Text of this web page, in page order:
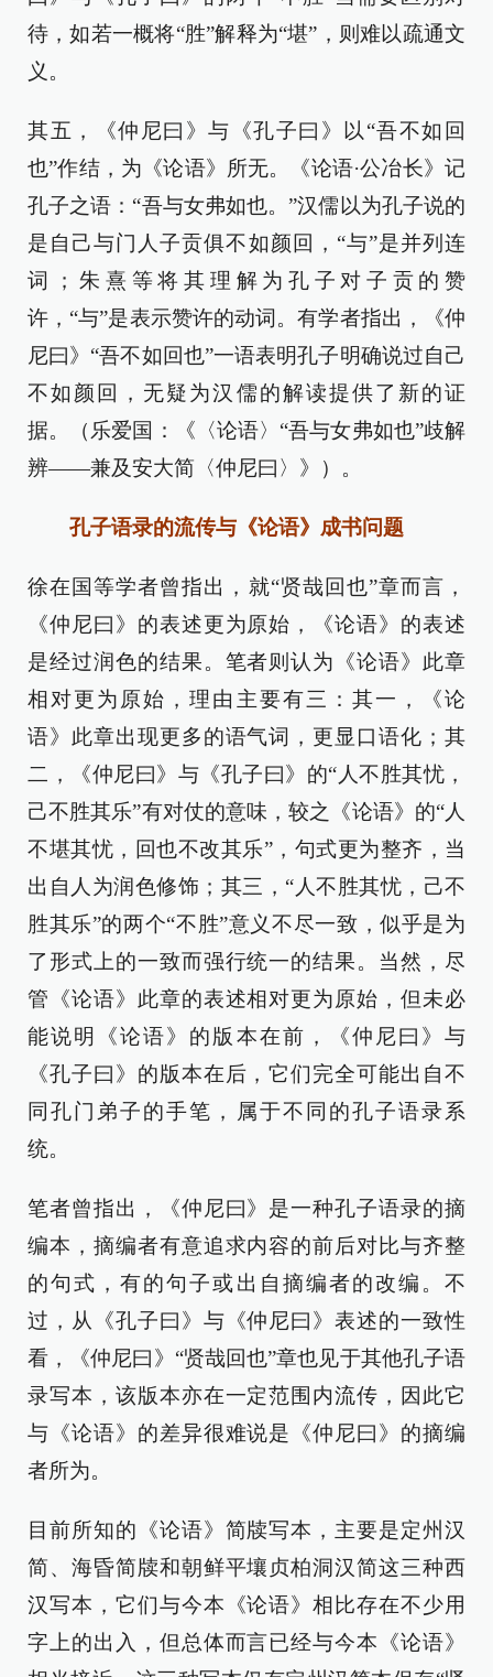
待，如若一概将“胜”解释为“堪”，则难以疏通文
义。
其五，《仲尼曰》与《孔子曰》以“吾不如回
也”作结，为《论语》所无。《论语·公冶长》记
孔子之语：“吾与女弗如也。”汉儒以为孔子说的
是自己与门人子贡俱不如颜回，“与”是并列连
词；朱熹等将其理解为孔子对子贡的赞
许，“与”是表示赞许的动词。有学者指出，《仲
尼曰》“吾不如回也”一语表明孔子明确说过自己
不如颜回，无疑为汉儒的解读提供了新的证
据。（乐爱国：《〈论语〉“吾与女弗如也”歧解
辨——兼及安大简〈仲尼曰〉》）。
孔子语录的流传与《论语》成书问题
徐在国等学者曾指出，就“贤哉回也”章而言，
《仲尼曰》的表述更为原始，《论语》的表述
是经过润色的结果。笔者则认为《论语》此章
相对更为原始，理由主要有三：其一，《论
语》此章出现更多的语气词，更显口语化；其
二，《仲尼曰》与《孔子曰》的“人不胜其忧，
己不胜其乐”有对仗的意味，较之《论语》的“人
不堪其忧，回也不改其乐”，句式更为整齐，当
出自人为润色修饰；其三，“人不胜其忧，己不
胜其乐”的两个“不胜”意义不尽一致，似乎是为
了形式上的一致而强行统一的结果。当然，尽
管《论语》此章的表述相对更为原始，但未必
能说明《论语》的版本在前，《仲尼曰》与
《孔子曰》的版本在后，它们完全可能出自不
同孔门弟子的手笔，属于不同的孔子语录系
统。
笔者曾指出，《仲尼曰》是一种孔子语录的摘
编本，摘编者有意追求内容的前后对比与齐整
的句式，有的句子或出自摘编者的改编。不
过，从《孔子曰》与《仲尼曰》表述的一致性
看，《仲尼曰》“贤哉回也”章也见于其他孔子语
录写本，该版本亦在一定范围内流传，因此它
与《论语》的差异很难说是《仲尼曰》的摘编
者所为。
目前所知的《论语》简牍写本，主要是定州汉
简、海昏简牍和朝鲜平壤贞柏洞汉简这三种西
汉写本，它们与今本《论语》相比存在不少用
字上的出入，但总体而言已经与今本《论语》